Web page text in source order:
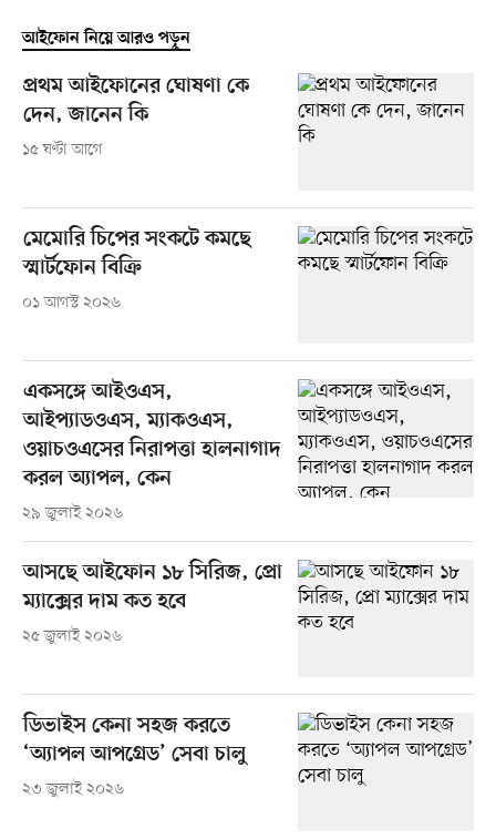
আইফোন নিয়ে আরও পড়ুন
প্রথম আইফোনের ঘোষণা কে
দেন, জানেন কি
১৫ ঘণ্টা আগে
মেমোরি চিপের সংকটে কমছে
স্মার্টফোন বিক্রি
০১ আগস্ট ২০২৬
একসঙ্গে আইওএস,
আইপ্যাডওএস, ম্যাকওএস,
ওয়াচওএসের নিরাপত্তা হালনাগাদ
করল অ্যাপল, কেন
২৯ জুলাই ২০২৬
আসছে আইফোন ১৮ সিরিজ, প্রো
ম্যাক্সের দাম কত হবে
২৫ জুলাই ২০২৬
ডিভাইস কেনা সহজ করতে
‘অ্যাপল আপগ্রেড’ সেবা চালু
২৩ জুলাই ২০২৬